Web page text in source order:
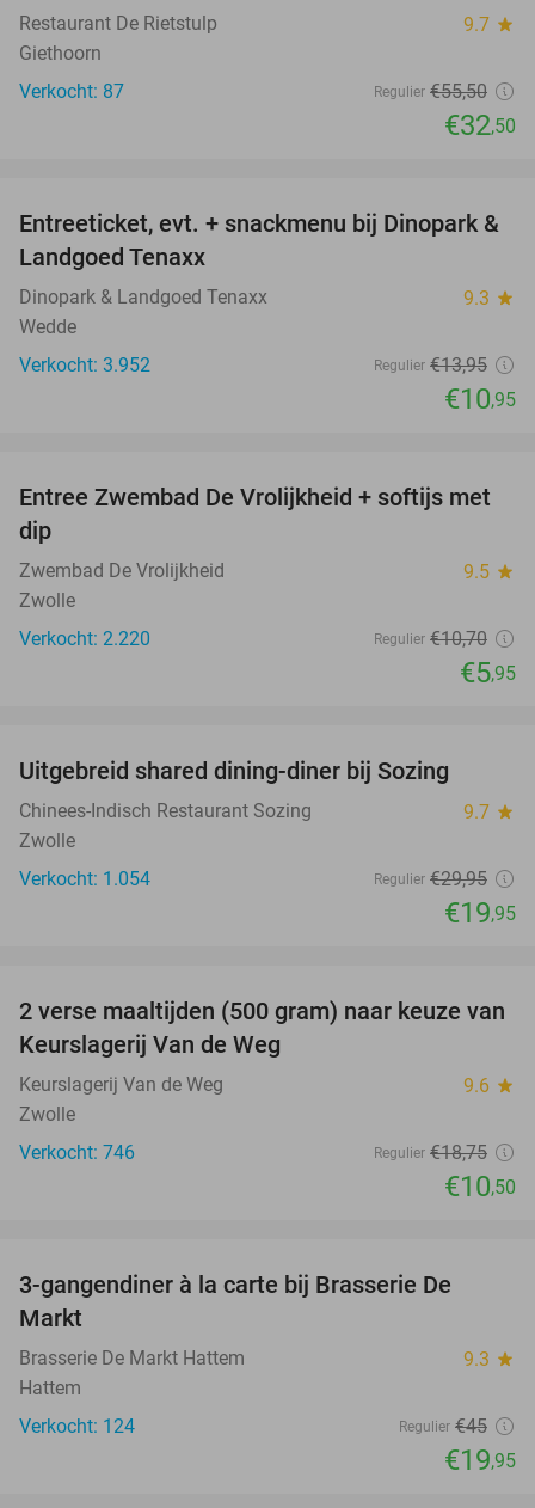
Restaurant De Rietstulp 9.7 star
Giethoorn
Verkocht: 87
Regulier €55,50
€32,50
22%
Entreeticket, evt. + snackmenu bij Dinopark &
Landgoed Tenaxx
Dinopark & Landgoed Tenaxx 9.3 star
Wedde
Verkocht: 3.952
Regulier €13,95
€10,95
44%
Entree Zwembad De Vrolijkheid + softijs met
dip
Zwembad De Vrolijkheid 9.5 star
Zwolle
Verkocht: 2.220
Regulier €10,70
€5,95
Uitgebreid shared dining-diner bij Sozing
Chinees-Indisch Restaurant Sozing 9.7 star
Zwolle
Verkocht: 1.054
Regulier €29,95
€19,95
44%
2 verse maaltijden (500 gram) naar keuze van
Keurslagerij Van de Weg
Keurslagerij Van de Weg 9.6 star
Zwolle
Verkocht: 746
Regulier €18,75
€10,50
3-gangendiner à la carte bij Brasserie De
Markt
Brasserie De Markt Hattem 9.3 star
Hattem
Verkocht: 124
Regulier €45
€19,95